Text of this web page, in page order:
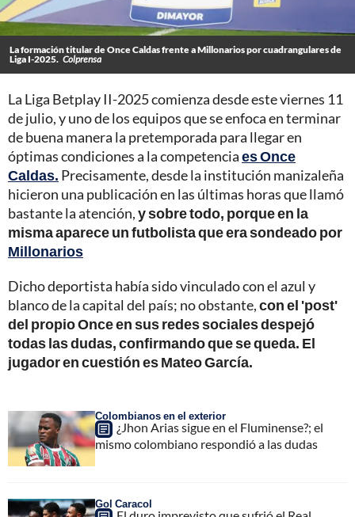
La formación titular de Once Caldas frente a Millonarios por cuadrangulares de
Liga I-2025. Colprensa
La Liga Betplay II-2025 comienza desde este viernes 11
de julio, y uno de los equipos que se enfoca en terminar
de buena manera la pretemporada para llegar en
óptimas condiciones a la competenciaes Once
Caldas. Precisamente, desde la institución manizaleña
hicieron una publicación en las últimas horas que llamó
bastante la atención,y sobre todo, porque en la
misma aparece un futbolista que era sondeado por
Millonarios
Dicho deportista había sido vinculado con el azul y
blanco de la capital del país; no obstante,con el 'post'
del propio Once en sus redes sociales despejó
todas las dudas, confirmando que se queda. El
jugador en cuestión es Mateo García.
Colombianos en el exterior
¿Jhon Arias sigue en el Fluminense?; el
mismo colombiano respondió a las dudas
Gol Caracol